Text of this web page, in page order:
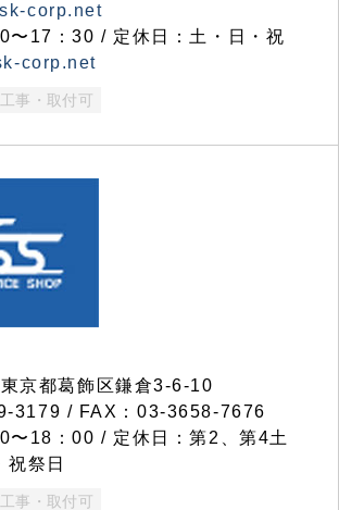
corp.net
〜17：30 / 定休日：土・日・祝
corp.net
工事・取付可
京都葛飾区鎌倉3-6-10
3179 / FAX：03-3658-7676
〜18：00 / 定休日：第2、第4土
祝祭日
工事・取付可